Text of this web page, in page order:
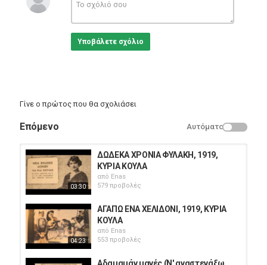
καρδιά και κινδυνεύει, ωωχ, ααμάν
ωωωχ, ααμάν ααμάαν
σώμα και κινδυνεύει
και κάθε αναστεναγμός, ωωχ, ααχ
Κατηγορίες
Greek Music
Υποβάλετε σχόλιο
Γίνε ο πρώτος που θα σχολιάσει
Επόμενο Αυτόματο
03:30
ΔΩΔΕΚΑ ΧΡΟΝΙΑ ΦΥΛΑΚΗ, 1919,
ΚΥΡΙΑ ΚΟΥΛΑ
από Enas
579 προβολές
04:23
ΑΓΑΠΩ ΕΝΑ ΧΕΛΙΔΟΝΙ, 1919, ΚΥΡΙΑ
ΚΟΥΛΑ
από Enas
553 προβολές
Αδαμαμάν μανές (Ν' αναστενάξω